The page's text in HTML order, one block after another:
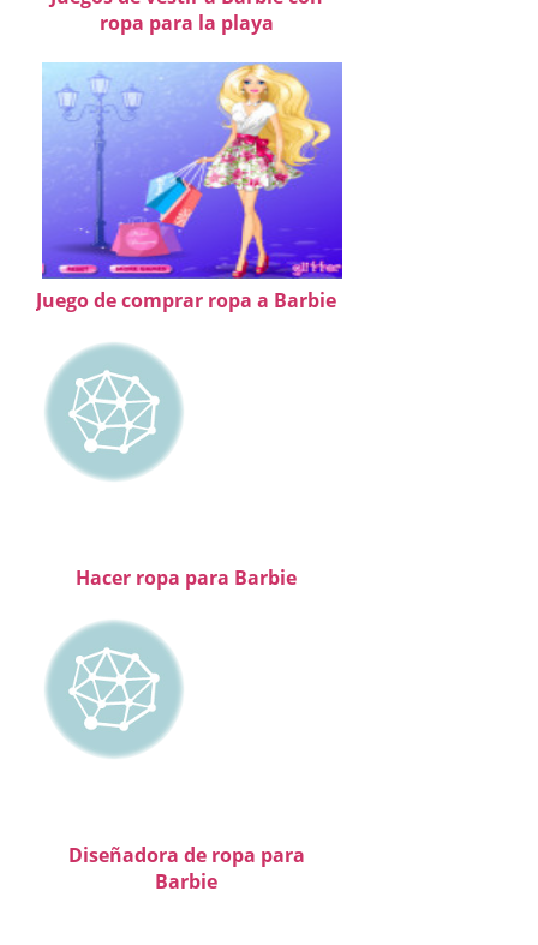
ropa para la playa
Juego de comprar ropa a Barbie
Hacer ropa para Barbie
Diseñadora de ropa para
Barbie